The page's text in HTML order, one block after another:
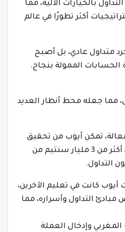
بالخيارات الآلية، مما
أكثر تطورًا في عالم
متداول عادي، بل أصبح
الحسابات الممولة بنجاح.
مما جعله محط أنظار العديد
تمكن أيوب من تحقيق
أرباح ضخمة، حيث أدخل أكثر من 3 مليار سنتيم من
التداول.
كانت في تعليم الآخرين،
من 1800 شخص مبادئ التداول وأسراره، مما
وإدخال العملة